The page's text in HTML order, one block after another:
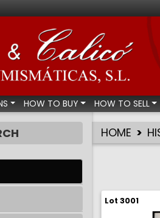
-
HOW TO BUY HOW TO SELL
HOME
Lot 3001